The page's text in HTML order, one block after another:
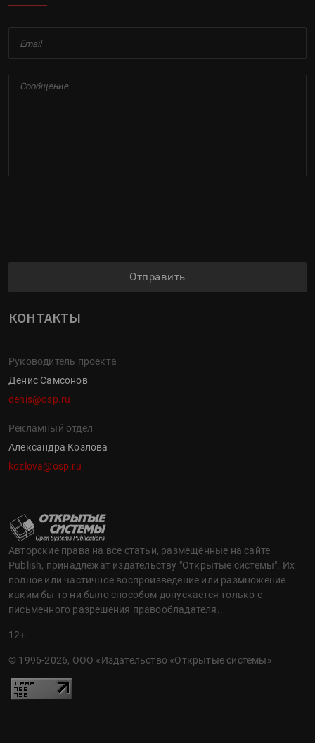
Отправить
КОНТАКТЫ
Руководитель проекта
Денис Самсонов
denis@osp.ru
Рекламный отдел
Александра Козлова
kozlova@osp.ru
Авторские права на все статьи, размещённые на сайте
Publish, принадлежат издательству "Открытые системы". Их
полное или частичное воспроизведение или размножение
каким бы то ни было способом допускается только с
письменного разрешения правообладателя..
12+
© 1996-2026, ООО «Издательство «Открытые системы»